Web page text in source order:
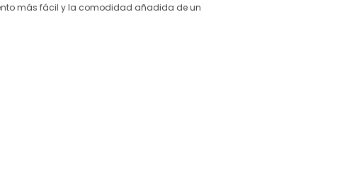
más fácil y la comodidad añadida de un